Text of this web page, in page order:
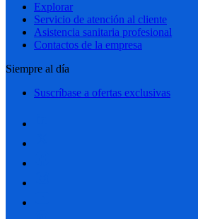
Explorar
Servicio de atención al cliente
Asistencia sanitaria profesional
Contactos de la empresa
Siempre al día
Suscríbase a ofertas exclusivas